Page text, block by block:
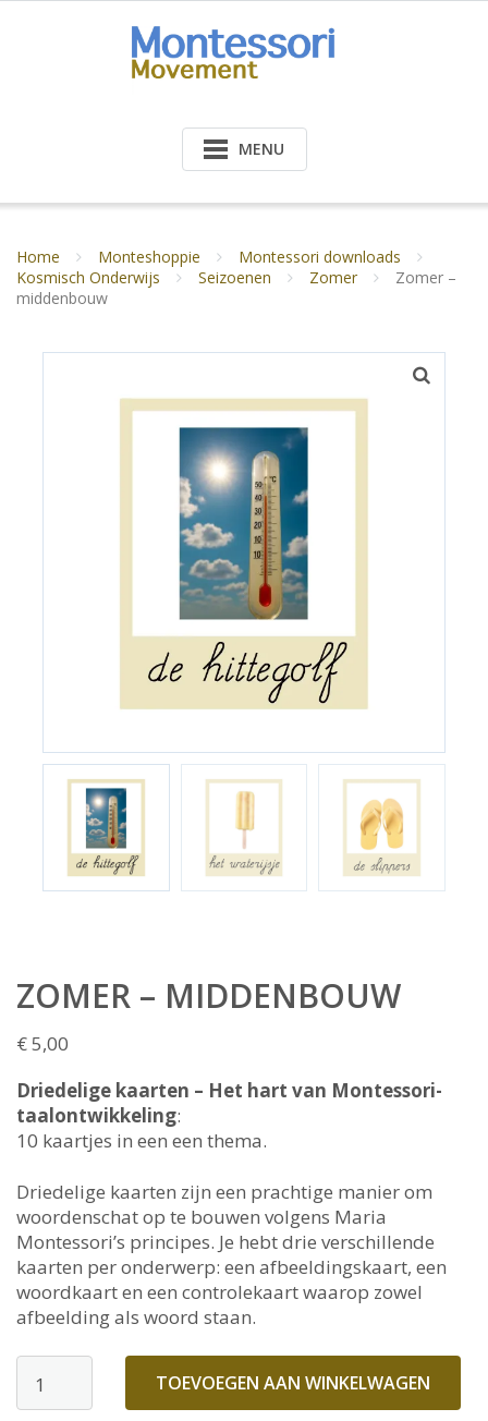
MENU
Home Monteshoppie
Montessori downloads
Kosmisch Onderwijs
Seizoenen Zomer
Zomer –
middenbouw
ZOMER – MIDDENBOUW
€5,00
Driedelige kaarten – Het hart van Montessori-
taalontwikkeling:
10 kaartjes in een een thema.
Driedelige kaarten zijn een prachtige manier om
woordenschat op te bouwen volgens Maria
Montessori’s principes. Je hebt drie verschillende
kaarten per onderwerp: een afbeeldingskaart, een
woordkaart en een controlekaart waarop zowel
afbeelding als woord staan.
TOEVOEGEN AAN WINKELWAGEN